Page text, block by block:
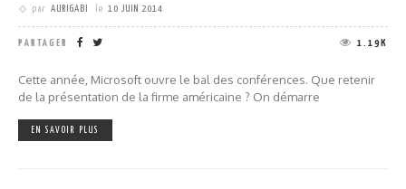
par AURIGABI le 10 JUIN 2014
PARTAGER 1.19K
Cette année, Microsoft ouvre le bal des conférences. Que retenir
de la présentation de la firme américaine ? On démarre
EN SAVOIR PLUS